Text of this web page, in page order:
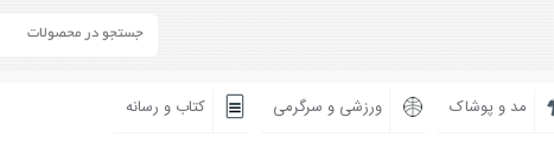
مد و پوشاک ورزشی و سرگرمی کتاب و رسانه